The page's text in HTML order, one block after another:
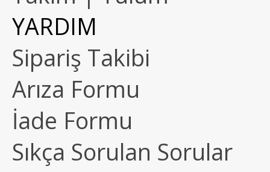
YARDIM
Sipariş Takibi
Arıza Formu
İade Formu
Sıkça Sorulan Sorular